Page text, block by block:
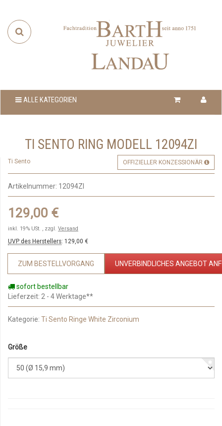
ALLE KATEGORIEN
TI SENTO RING MODELL 12094ZI
Ti Sento OFFIZIELLER KONZESSIONÄR
Artikelnummer: 12094ZI
129,00 €
inkl. 19% USt. , zzgl. Versand
UVP des Herstellers: 129,00 €
ZUM BESTELLVORGANG UNVERBINDLICHES ANGEBOT
sofort bestellbar
Lieferzeit: 2 - 4 Werktage**
Kategorie: Ti Sento Ringe White Zirconium
Größe